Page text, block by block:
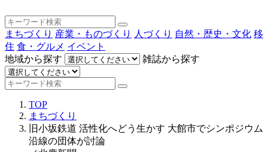
まちづくり 産業・ものづくり 人づくり 自然・歴史・文化 移
住 食・グルメ イベント
地域から探す
雑誌から探す
TOP
まちづくり
旧小坂鉄道 活性化へどう生かす 大館市でシンポジウム
沿線の団体が討論